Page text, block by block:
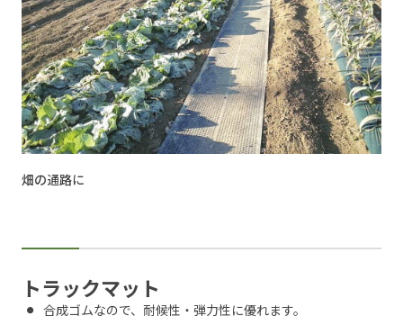
畑の通路に
トラックマット
合成ゴムなので、耐候性・弾力性に優れます。